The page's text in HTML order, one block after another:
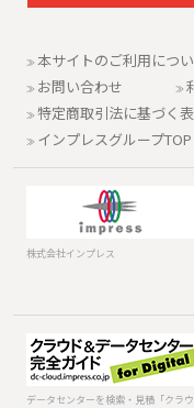
本サイトのご利用につ
お問い合わせ
特定商取引法に基づく
インプレスグループTOP
株式会社インプレス
データセンター
を検索・見積
「クラウド&デー
ソフトウェ
発エンジニ
「Think IT」
データセンターを検索・見積「クラウ